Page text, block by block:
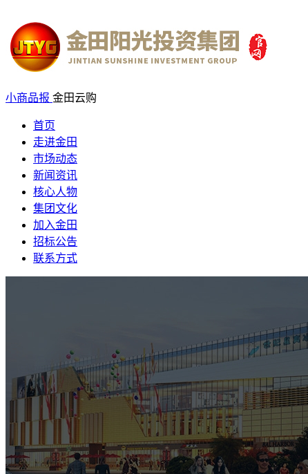
小商品报 金田云购
首页
走进金田
市场动态
新闻资讯
核心人物
集团文化
加入金田
招标公告
联系方式